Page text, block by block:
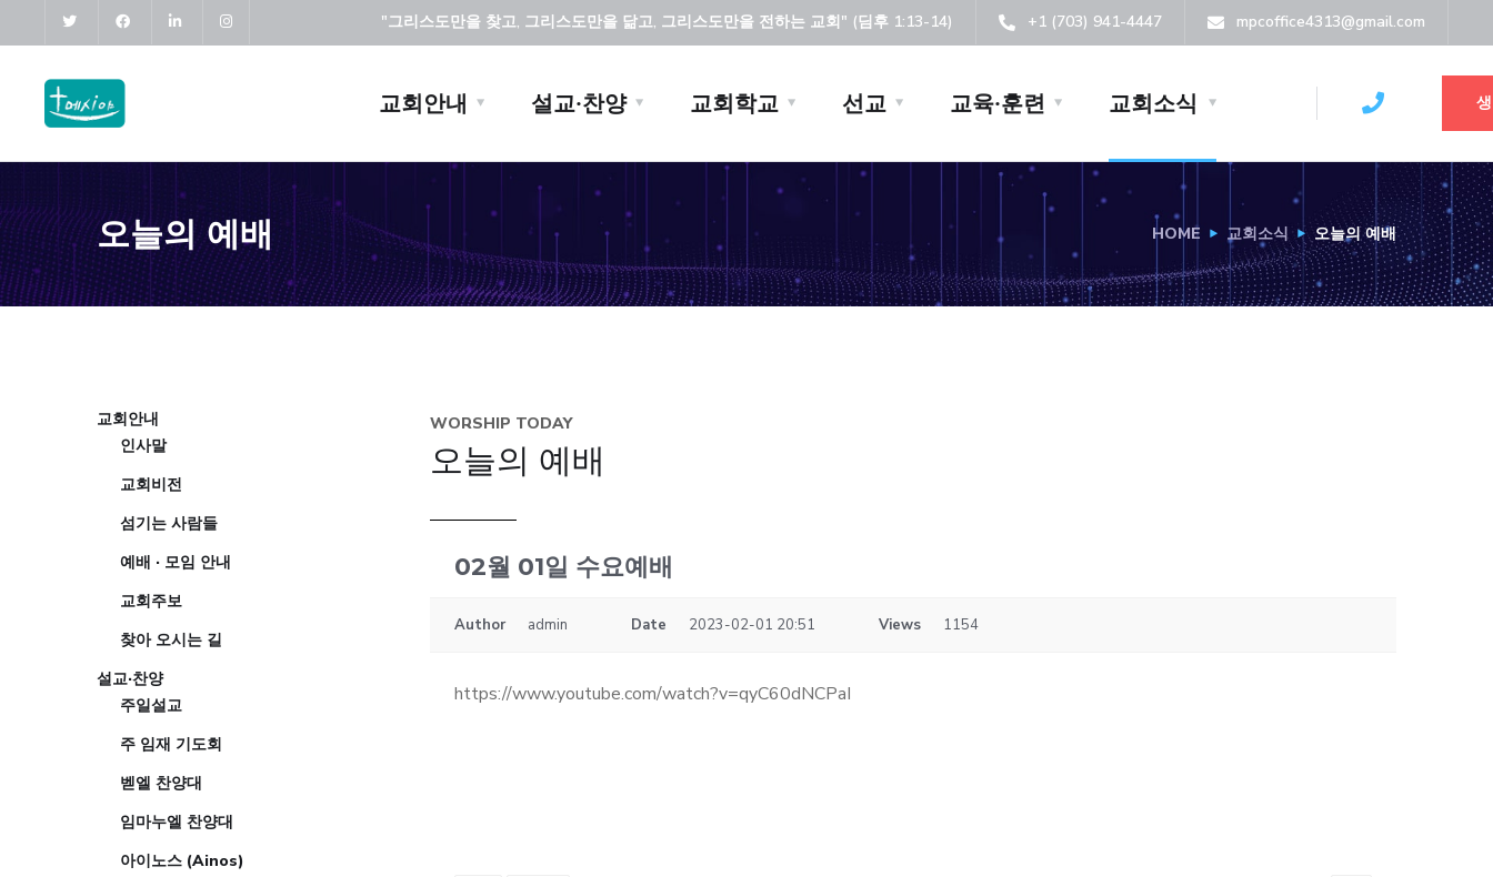
+1 (703) 941-4447 mpcoffice4313@gmail.com
"그리스도만을 찾고, 그리스도만을 닮고, 그리스도만을 전하는 교회" (딤후 1:13-14)
교회안내 설교·찬양 교회학교 선교 교육·훈련 교회소식
오늘의 예배 HOME 교회소식 오늘의 예배
WORSHIP TODAY
오늘의 예배
02월 01일 수요예배
Author admin Date 2023-02-01 20:51 Views 1154
https://www.youtube.com/watch?v=qyC60dNCPaI
교회안내
인사말
교회비전
섬기는 사람들
예배 · 모임 안내
교회주보
찾아 오시는 길
설교·찬양
주일설교
주 임재 기도회
벧엘 찬양대
임마누엘 찬양대
아이노스 (Ainos)